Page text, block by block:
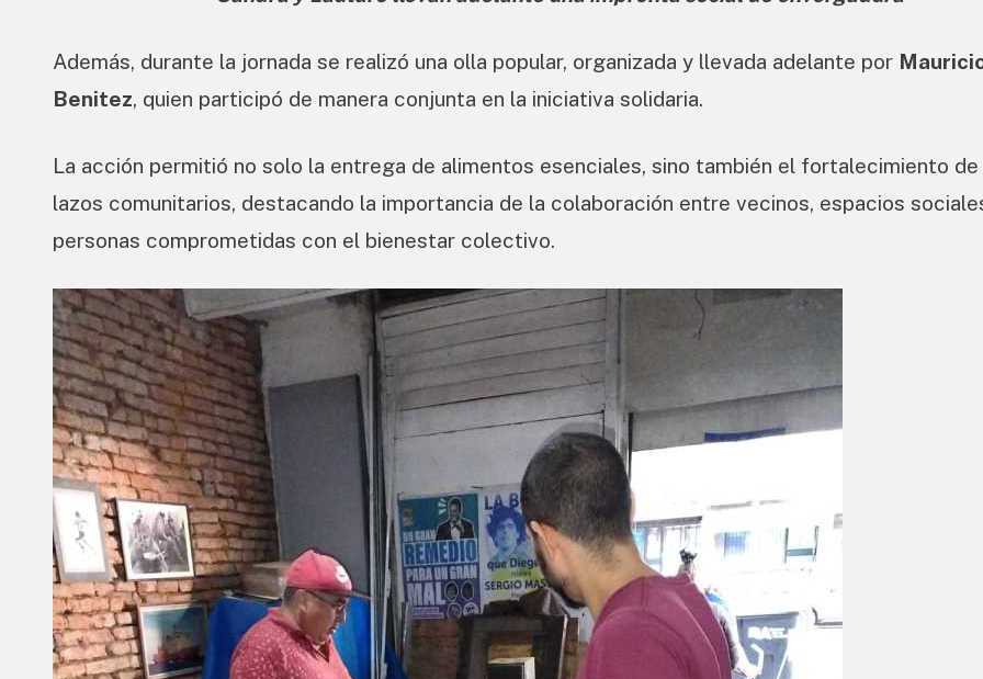
Además, durante la jornada se realizó una olla popular, organizada y llevada adelante por
Benitez, quien participó de manera conjunta en la iniciativa solidaria.
La acción permitió no solo la entrega de alimentos esenciales, sino también el fortalecimiento de
lazos comunitarios, destacando la importancia de la colaboración entre vecinos, espacios
personas comprometidas con el bienestar colectivo.